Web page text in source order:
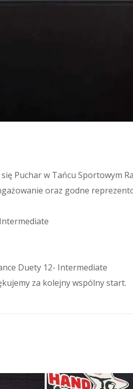
Puchar w Tańcu Sportowym
oraz godne
Duety 12- Intermediate
za kolejny wspólny start.